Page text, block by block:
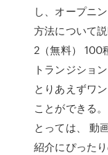
し、オープニ
方法について
2（無料） 100
トランジショ
とりあえずワ
ことができる
とっては、 動
紹介にぴった